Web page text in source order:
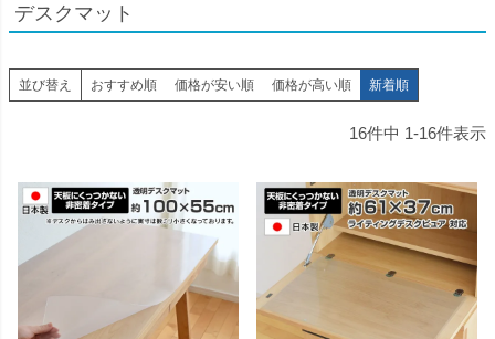
デスクマット
並び替え おすすめ順 価格が安い順 価格が高い順 新着順
16件中 1-16件表示